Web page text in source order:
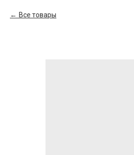
Все товары